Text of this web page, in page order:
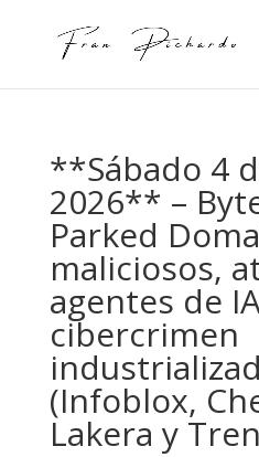
**Sábado 4
2026** –
Parked
maliciosos,
agentes de
cibercrimen
(Infoblox,
Lakera y